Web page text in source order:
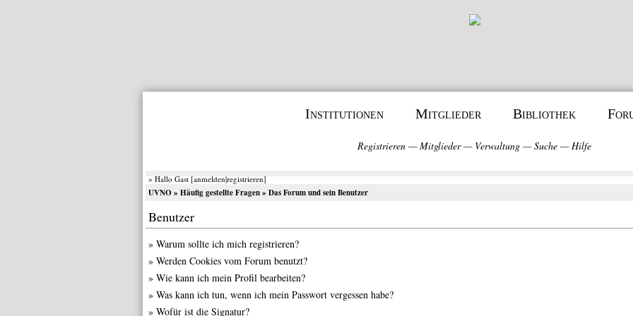
Institutionen Mitglieder Bibliothek
Registrieren —Mitglieder— Verwaltung —Suche —Hilfe
» Hallo Gast [anmelden|registrieren]
UVNO » Häufig gestellte Fragen» Das Forum und sein Benutzer
Benutzer
» Warum sollte ich mich registrieren?
» Werden Cookies vom Forum benutzt?
» Wie kann ich mein Profil bearbeiten?
» Was kann ich tun, wenn ich mein Passwort vergessen habe?
» Wofür ist die Signatur?